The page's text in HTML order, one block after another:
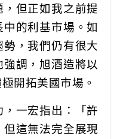
，但正如我之前提
的利基市場。如
，我們仍有很大
調，旭酒造將以
開拓美國市場。
一宏指出：「許
這無法完全展現